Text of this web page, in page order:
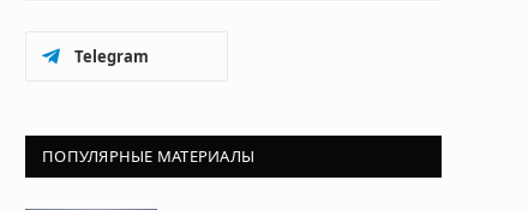
Telegram
ПОПУЛЯРНЫЕ МАТЕРИАЛЫ